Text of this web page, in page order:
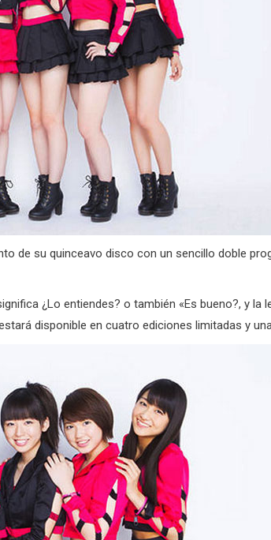
de su quinceavo disco con un sencillo doble
¿Lo entiendes? o también «Es bueno?, y la
disponible en cuatro ediciones limitadas y